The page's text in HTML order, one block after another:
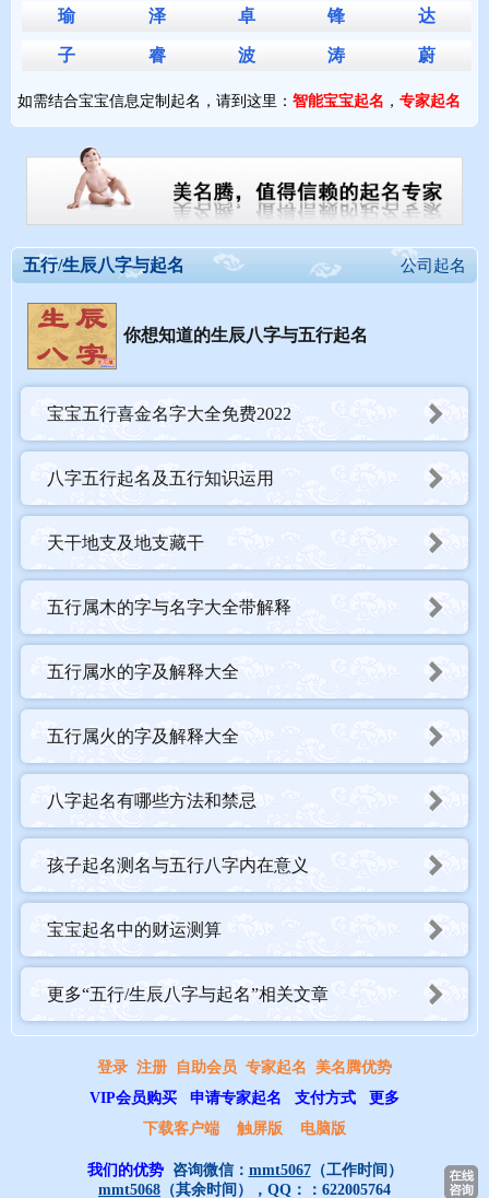
瑜 泽 卓 锋 达
子 睿 波 涛 蔚
如需结合宝宝信息定制起名，请到这里： 智能宝宝起名 ， 专家起名
公司起名
五行/生辰八字与起名
你想知道的生辰八字与五行起名
宝宝五行喜金名字大全免费2022
八字五行起名及五行知识运用
天干地支及地支藏干
五行属木的字与名字大全带解释
五行属水的字及解释大全
五行属火的字及解释大全
八字起名有哪些方法和禁忌
孩子起名测名与五行八字内在意义
宝宝起名中的财运测算
更多“五行/生辰八字与起名”相关文章
登录 注册 自助会员 专家起名 美名腾优势
VIP会员购买
申请专家起名 支付方式
更多
下载客户端
触屏版 电脑版
我们的优势 咨询微信： mmt5067（工作时间）
mmt5068 （其余时间），QQ：： 622005764